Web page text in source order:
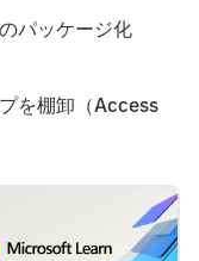
パッケージ化
を棚卸（Access